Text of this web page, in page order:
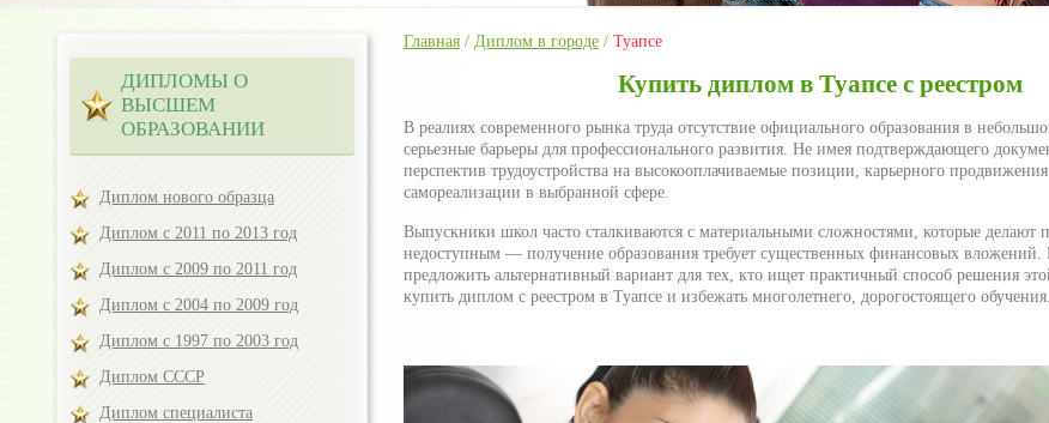
Главная / Диплом в городе / Туапсе
Купить диплом в Туапсе с реестром
В реалиях современного рынка труда отсутствие официального образования в
серьезные барьеры для профессионального развития. Не имея подтверждающего
перспектив трудоустройства на высокооплачиваемые позиции, карьерного
самореализации в выбранной сфере.
Выпускники школ часто сталкиваются с материальными сложностями, которые делают
недоступным — получение образования требует существенных финансовых вложений.
предложить альтернативный вариант для тех, кто ищет практичный способ решения
купить диплом с реестром в Туапсе и избежать многолетнего, дорогостоящего обучения.
ДИПЛОМЫ О
ВЫСШЕМ
ОБРАЗОВАНИИ
Диплом нового образца
Диплом с 2011 по 2013 год
Диплом с 2009 по 2011 год
Диплом с 2004 по 2009 год
Диплом с 1997 по 2003 год
Диплом СССР
Диплом специалиста